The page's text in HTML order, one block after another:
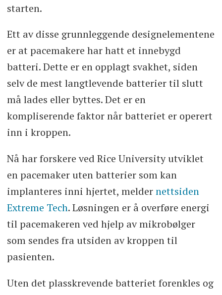
starten.
Ett av disse grunnleggende designelementene
er at pacemakere har hatt et innebygd
batteri. Dette er en opplagt svakhet, siden
selv de mest langtlevende batterier til slutt
må lades eller byttes. Det er en
kompliserende faktor når batteriet er operert
inn i kroppen.
Nå har forskere ved Rice University utviklet
en pacemaker uten batterier som kan
implanteres inni hjertet, meldernettsiden
Extreme Tech. Løsningen er å overføre energi
til pacemakeren ved hjelp av mikrobølger
som sendes fra utsiden av kroppen til
pasienten.
Uten det plasskrevende batteriet forenkles og